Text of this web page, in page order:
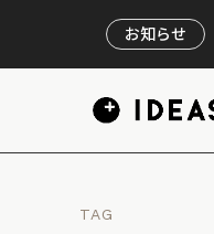
お知らせ
TAG